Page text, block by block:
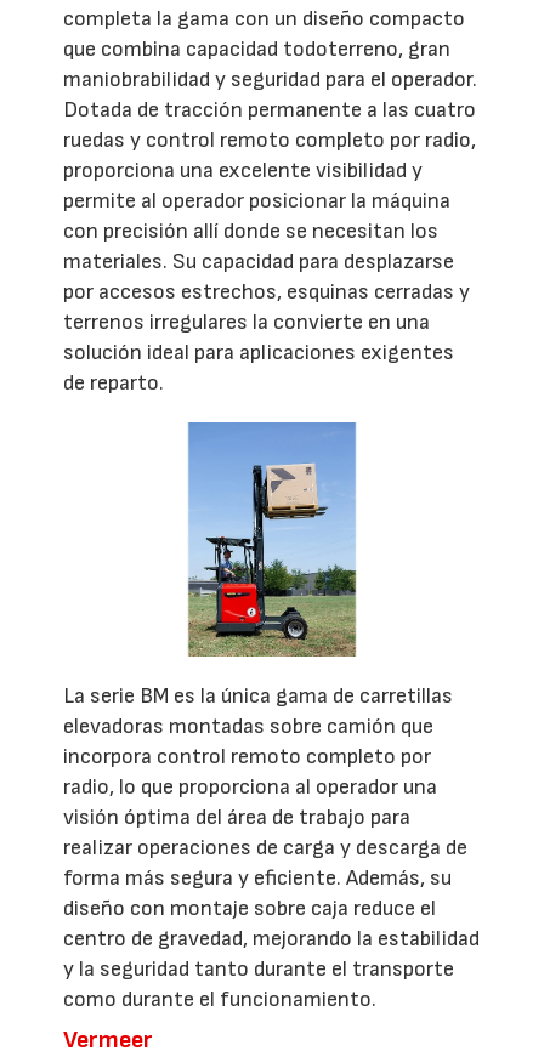
completa la gama con un diseño compacto
que combina capacidad todoterreno, gran
maniobrabilidad y seguridad para el operador.
Dotada de tracción permanente a las cuatro
ruedas y control remoto completo por radio,
proporciona una excelente visibilidad y
permite al operador posicionar la máquina
con precisión allí donde se necesitan los
materiales. Su capacidad para desplazarse
por accesos estrechos, esquinas cerradas y
terrenos irregulares la convierte en una
solución ideal para aplicaciones exigentes
de reparto.
La serie BM es la única gama de carretillas
elevadoras montadas sobre camión que
incorpora control remoto completo por
radio, lo que proporciona al operador una
visión óptima del área de trabajo para
realizar operaciones de carga y descarga de
forma más segura y eficiente. Además, su
diseño con montaje sobre caja reduce el
centro de gravedad, mejorando la estabilidad
y la seguridad tanto durante el transporte
como durante el funcionamiento.
Vermeer